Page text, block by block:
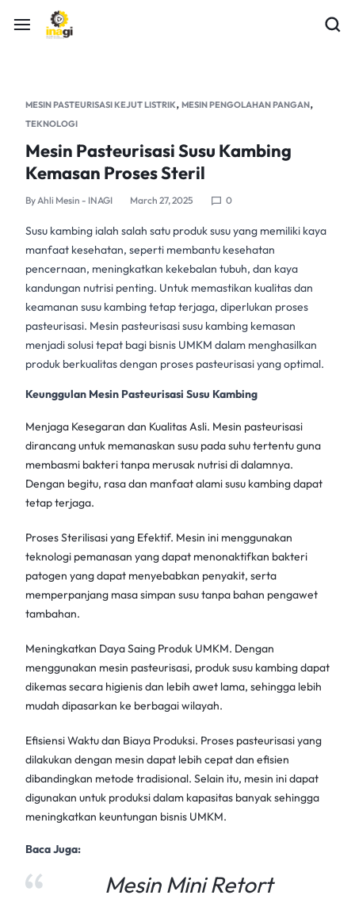
MESIN PASTEURISASI KEJUT LISTRIK, MESIN PENGOLAHAN PANGAN,
TEKNOLOGI
Mesin Pasteurisasi Susu Kambing
Kemasan Proses Steril
ByAhli Mesin - INAGI March 27, 2025 0
Susu kambing ialah salah satu produk susu yang memiliki kaya
manfaat kesehatan, seperti membantu kesehatan
pencernaan, meningkatkan kekebalan tubuh, dan kaya
kandungan nutrisi penting. Untuk memastikan kualitas dan
keamanan susu kambingtetap terjaga, diperlukan proses
pasteurisasi. Mesin pasteurisasisusu kambing kemasan
menjadi solusi tepat bagi bisnis UMKM dalam menghasilkan
produk berkualitas dengan proses pasteurisasi yang optimal.
Keunggulan Mesin Pasteurisasi Susu Kambing
Menjaga Kesegaran dan Kualitas Asli. Mesin pasteurisasi
dirancang untuk memanaskan susu pada suhu tertentu guna
membasmi bakteri tanpa merusak nutrisi di dalamnya.
Dengan begitu, rasa dan manfaat alami susu kambing dapat
tetap terjaga.
Proses Sterilisasi yang Efektif. Mesin ini menggunakan
teknologi pemanasan yang dapat menonaktifkan bakteri
patogen yang dapat menyebabkan penyakit, serta
memperpanjang masa simpan susu tanpa bahan pengawet
tambahan.
Meningkatkan Daya Saing Produk UMKM. Dengan
menggunakan mesin pasteurisasi, produk susu kambing dapat
dikemas secara higienis dan lebih awet lama, sehingga lebih
mudah dipasarkan ke berbagai wilayah.
Efisiensi Waktu dan Biaya Produksi. Proses pasteurisasiyang
dilakukan dengan mesin dapat lebih cepat dan efisien
dibandingkan metode tradisional. Selain itu, mesin ini dapat
digunakan untuk produksi dalam kapasitas banyak sehingga
meningkatkan keuntungan bisnis UMKM.
Baca Juga:
Mesin Mini Retort